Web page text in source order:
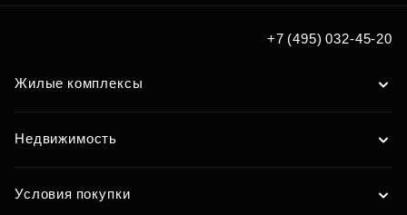
+7 (495) 032-45-20
Жилые комплексы
Недвижимость
Условия покупки